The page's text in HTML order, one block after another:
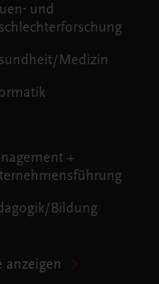
und
Medizin
+
Bildung
anzeigen